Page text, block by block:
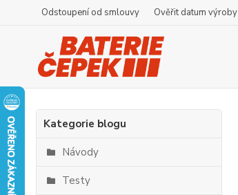
Odstoupení od smlouvy Ověřit datum výroby
Kategorie blogu
Návody
Testy